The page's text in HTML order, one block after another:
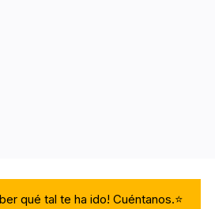
qué tal te ha ido! Cuéntanos.⭐